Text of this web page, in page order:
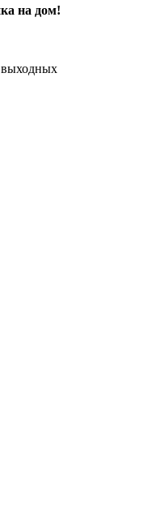
на дом!
выходных